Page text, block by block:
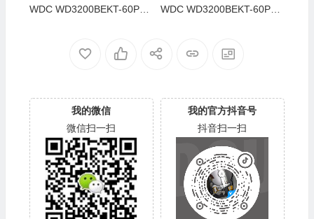
WDC WD3200BEKT-60PV
WDC WD3200BEKT-60PV
我的微信
微信扫一扫
我的官方抖音号
抖音扫一扫